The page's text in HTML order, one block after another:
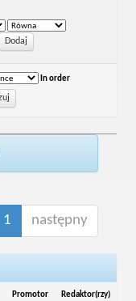
In order
1 następny
Promotor Redaktor(rzy)